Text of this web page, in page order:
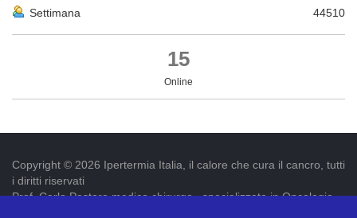
Settimana
44510
15
Online
Copyright © 2026 Ipertermia Italia, il calore che cura il cancro, tutti
i diritti riservati
Prof. Carlo Pastore medico chirurgo , specializzato in Oncologia.